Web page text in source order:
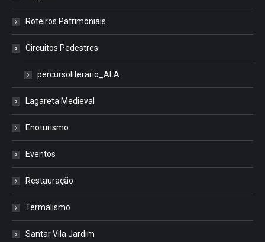
Roteiros Patrimoniais
Circuitos Pedestres
percursoliterario_ALA
Lagareta Medieval
Enoturismo
Eventos
Restauração
Termalismo
Santar Vila Jardim